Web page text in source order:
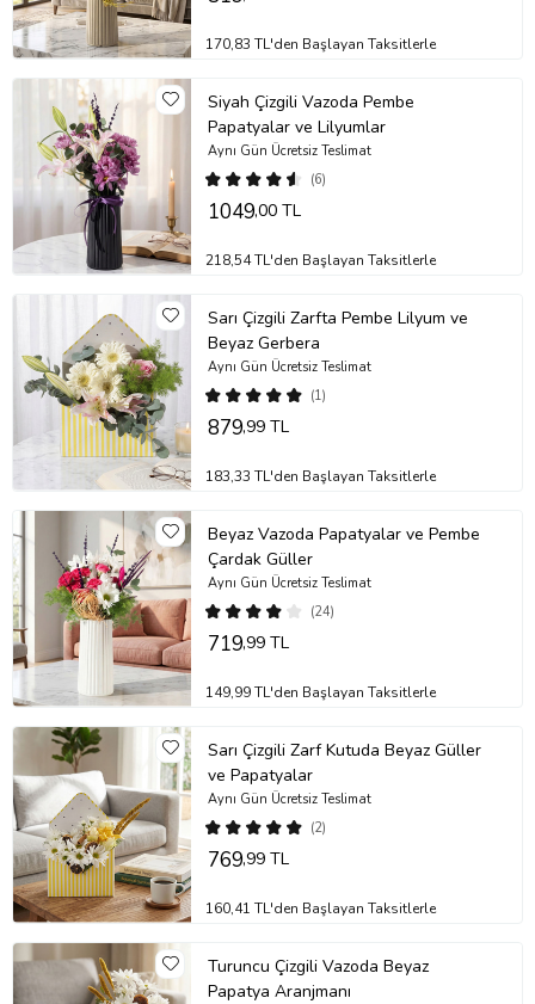
Bazı güllerin uç kısımdaki yapraklarında meydana gelen siyah
alanlar ürünün özel tür olmasından kaynaklı olup güle ait bir kusur
teşkil etmemektedir.
Saksı/vazo, sert ve dayanıklı bir plastik türü olan polimer
malzemeden üretilmiştir.
Stok durumuna göre ürünlerde ufak değişiklikler olabilir.
Ürün Kodu:nob154
170,83 TL'den Başlayan Taksitlerle
Siyah Çizgili Vazoda Pembe
Papatyalar ve Lilyumlar
(6)
Aynı Gün Ücretsiz Teslimat
1049,00 TL
218,54 TL'den Başlayan Taksitlerle
Sarı Çizgili Zarfta Pembe Lilyum ve
Beyaz Gerbera
(1)
Aynı Gün Ücretsiz Teslimat
879,99 TL
183,33 TL'den Başlayan Taksitlerle
Beyaz Vazoda Papatyalar ve Pembe
Çardak Güller
(24)
Aynı Gün Ücretsiz Teslimat
719,99 TL
149,99 TL'den Başlayan Taksitlerle
Sarı Çizgili Zarf Kutuda Beyaz Güller
ve Papatyalar
(2)
Aynı Gün Ücretsiz Teslimat
769,99 TL
160,41 TL'den Başlayan Taksitlerle
Turuncu Çizgili Vazoda Beyaz
Papatya Aranjmanı